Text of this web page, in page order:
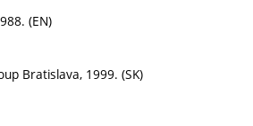
(EN)
Bratislava, 1999. (SK)